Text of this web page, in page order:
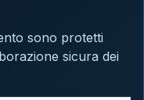
sono protetti
sicura dei